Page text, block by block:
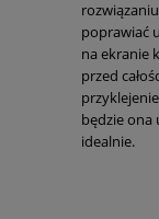
poprawiać
na ekranie
przed
będzie ona
idealnie.